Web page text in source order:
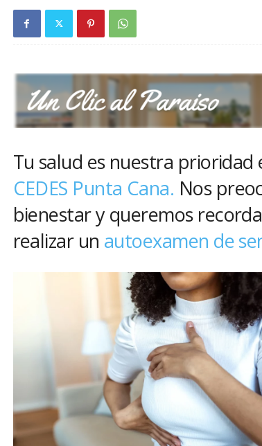
Tu salud es nuestra prioridad
CEDES Punta Cana. Nos
bienestar y queremos
realizar un autoexamen de